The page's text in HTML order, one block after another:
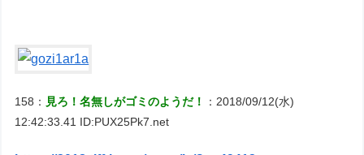
158： 見ろ！名無しがゴミのようだ！
：2018/09/12(水)
12:42:33.41 ID:PUX25Pk7.net